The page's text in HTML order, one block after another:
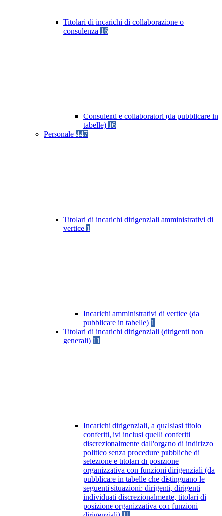
Titolari di incarichi di collaborazione o
consulenza 16
Consulenti e collaboratori (da pubblicare in
tabelle) 16
Personale 447
Titolari di incarichi dirigenziali amministrativi di
vertice 1
Incarichi amministrativi di vertice (da
pubblicare in tabelle) 1
Titolari di incarichi dirigenziali (dirigenti non
generali) 11
Incarichi dirigenziali, a qualsiasi titolo
conferiti, ivi inclusi quelli conferiti
discrezionalmente dall'organo di indirizzo
politico senza procedure pubbliche di
selezione e titolari di posizione
organizzativa con funzioni dirigenziali (da
pubblicare in tabelle che distinguano le
seguenti situazioni: dirigenti, dirigenti
individuati discrezionalmente, titolari di
posizione organizzativa con funzioni